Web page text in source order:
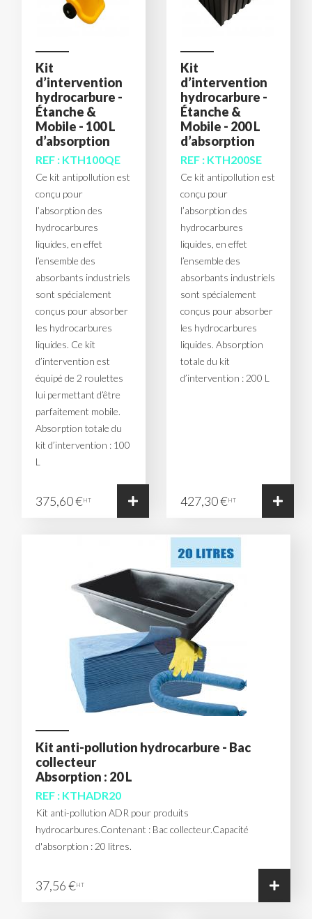
Kit
d’intervention
hydrocarbure -
Étanche &
Mobile - 100 L
d’absorption
REF : KTH100QE
Ce kit antipollution est
conçu pour
l’absorption des
hydrocarbures
liquides, en effet
l’ensemble des
absorbants industriels
sont spécialement
conçus pour absorber
les hydrocarbures
liquides. Ce kit
d’intervention est
équipé de 2 roulettes
lui permettant d’être
parfaitement mobile.
Absorption totale du
kit d’intervention : 100
L
375,60 €HT
Kit
d’intervention
hydrocarbure -
Étanche &
Mobile - 200 L
d’absorption
REF : KTH200SE
Ce kit antipollution est
conçu pour
l’absorption des
hydrocarbures
liquides, en effet
l’ensemble des
absorbants industriels
sont spécialement
conçus pour absorber
les hydrocarbures
liquides. Absorption
totale du kit
d’intervention : 200 L
427,30 €HT
Kit anti-pollution hydrocarbure - Bac
collecteur
Absorption : 20 L
REF : KTHADR20
Kit anti-pollution ADR pour produits
hydrocarbures.Contenant : Bac collecteur.Capacité
d'absorption : 20 litres.
37,56 €HT